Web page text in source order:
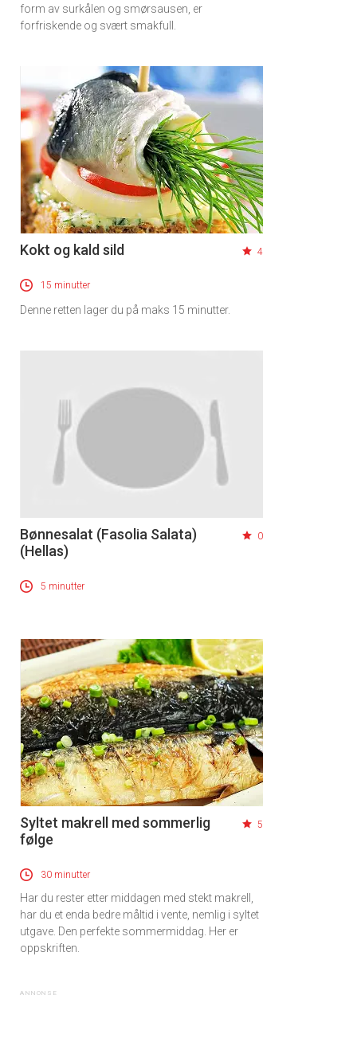
form av surkålen og smørsausen, er
forfriskende og svært smakfull.
Kokt og kald sild 4
15 minutter
Denne retten lager du på maks 15 minutter.
Bønnesalat (Fasolia Salata)
(Hellas)
0
5 minutter
Syltet makrell med sommerlig
følge
5
30 minutter
Har du rester etter middagen med stekt makrell,
har du et enda bedre måltid i vente, nemlig i syltet
utgave. Den perfekte sommermiddag. Her er
oppskriften.